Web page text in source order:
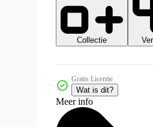
Collectie
Gratis Licentie
Wat is dit?
Meer info